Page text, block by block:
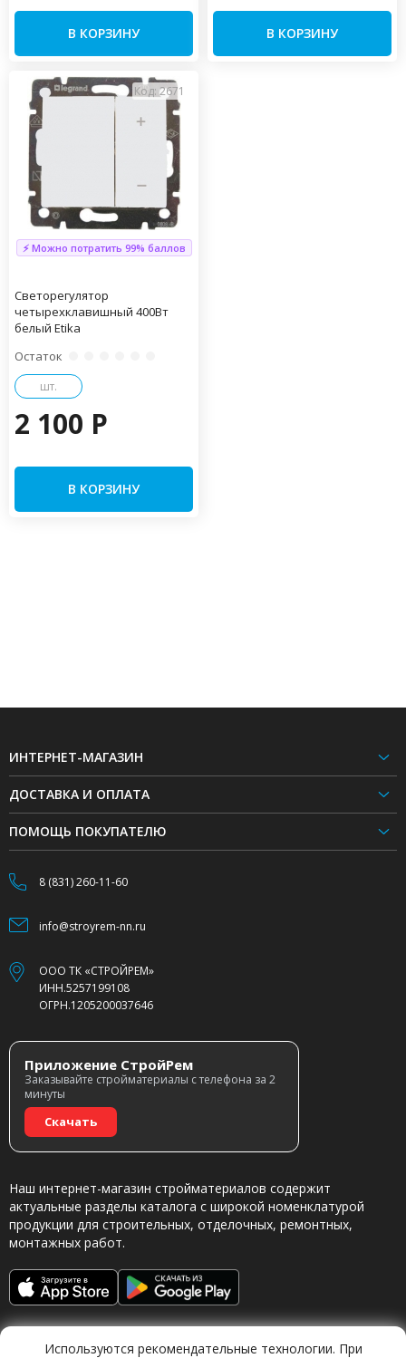
В КОРЗИНУ В КОРЗИНУ
Код: 2671
⚡ Можно потратить 99% баллов
Светорегулятор
четырехклавишный 400Вт
белый Etika
Остаток
шт.
2 100 P
В КОРЗИНУ
ИНТЕРНЕТ-МАГАЗИН
ДОСТАВКА И ОПЛАТА
ПОМОЩЬ ПОКУПАТЕЛЮ
8 (831) 260-11-60
info@stroyrem-nn.ru
ООО ТК «СТРОЙРЕМ»
ИНН.5257199108
ОГРН.1205200037646
Приложение СтройРем
Заказывайте стройматериалы с телефона за 2
минуты
Скачать
Наш интернет-магазин стройматериалов содержит
актуальные разделы каталога с широкой номенклатурой
продукции для строительных, отделочных, ремонтных,
монтажных работ.
Используются рекомендательные технологии. При